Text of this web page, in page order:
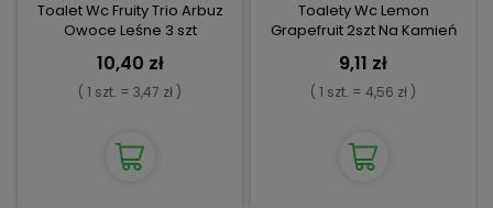
Toalet Wc Fruity Trio Arbuz
Owoce Leśne 3 szt
10,40 zł
( 1 szt. = 3,47 zł )
Toalety Wc Lemon
Grapefruit 2szt Na Kamień
9,11 zł
( 1 szt. = 4,56 zł )